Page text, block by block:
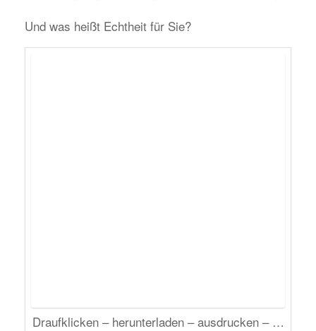
Und was heißt Echtheit für Sie?
Draufklicken – herunterladen – ausdrucken – …